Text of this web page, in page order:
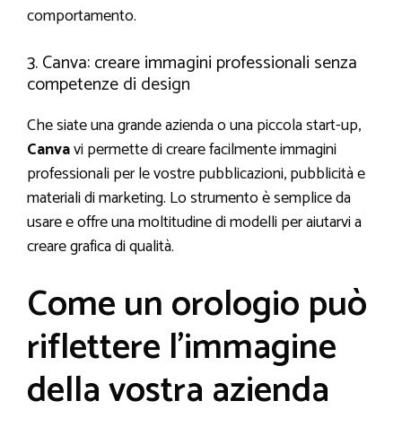
comportamento.
3. Canva: creare immagini professionali senza
competenze di design
Che siate una grande azienda o una piccola start-up,
Canvavi permette di creare facilmente immagini
professionali per le vostre pubblicazioni, pubblicità e
materiali di marketing. Lo strumento è semplice da
usare e offre una moltitudine di modelli per aiutarvi a
creare grafica di qualità.
Come un orologio può
riflettere l’immagine
della vostra azienda